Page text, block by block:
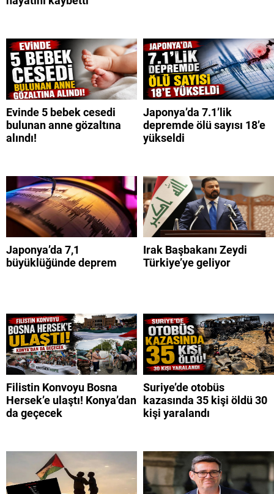
Evinde 5 bebek cesedi
bulunan anne gözaltına
alındı!
Japonya’da 7.1’lik
depremde ölü sayısı 18’e
yükseldi
Japonya’da 7,1
büyüklüğünde deprem
Irak Başbakanı Zeydi
Türkiye’ye geliyor
Filistin Konvoyu Bosna
Hersek’e ulaştı! Konya’dan
da geçecek
Suriye’de otobüs
kazasında 35 kişi öldü 30
kişi yaralandı